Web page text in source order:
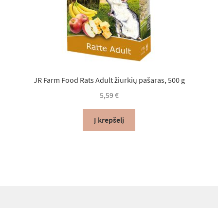
JR Farm Food Rats Adult žiurkių pašaras, 500 g
5,59 €
Į krepšelį